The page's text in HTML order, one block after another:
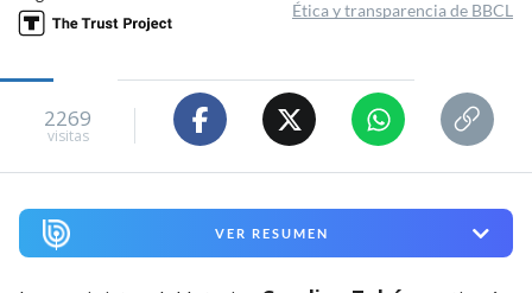
Ética y transparencia de BBCL
2269
visitas
VER RESUMEN